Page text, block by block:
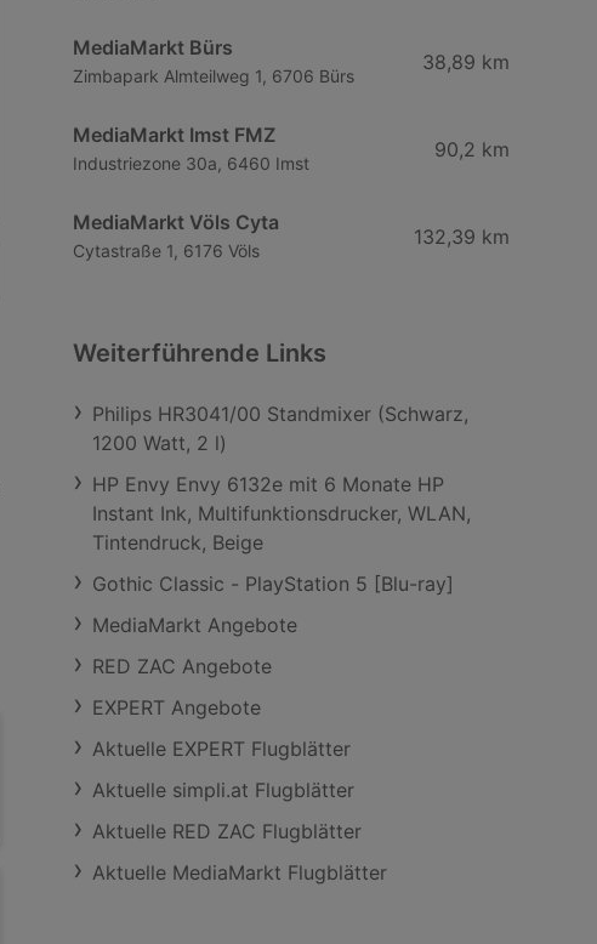
MediaMarkt Bürs
Zimbapark Almteilweg 1, 6706 Bürs
38,89 km
MediaMarkt Imst FMZ
Industriezone 30a, 6460 Imst
90,2 km
MediaMarkt Völs Cyta
Cytastraße 1, 6176 Völs
132,39 km
Weiterführende Links
Philips HR3041/00 Standmixer (Schwarz,
1200 Watt, 2 l)
HP Envy Envy 6132e mit 6 Monate HP
Instant Ink, Multifunktionsdrucker, WLAN,
Tintendruck, Beige
Gothic Classic - PlayStation 5 [Blu-ray]
MediaMarkt Angebote
RED ZAC Angebote
EXPERT Angebote
Aktuelle EXPERT Flugblätter
Aktuelle simpli.at Flugblätter
Aktuelle RED ZAC Flugblätter
Aktuelle MediaMarkt Flugblätter